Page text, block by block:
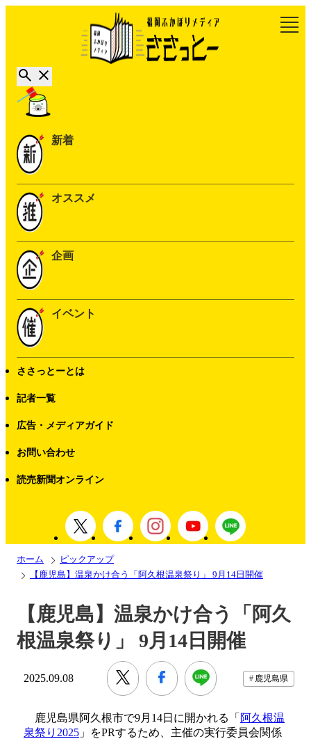
新着
オススメ
企画
イベント
ささっとーとは
記者一覧
広告・メディアガイド
お問い合わせ
読売新聞オンライン
ホーム
ピックアップ
【鹿児島】温泉かけ合う「阿久根温泉祭り」 9月14日開催
【鹿児島】温泉かけ合う「阿久
根温泉祭り」 9月14日開催
2025.09.08 鹿児島県
鹿児島県阿久根市で9月14日に開かれる「 阿久根温
泉祭り2025 」をPRするため、主催の実行委員会関係